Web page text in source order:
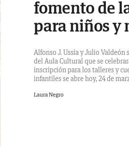
fomento de
para niños y
Alfonso J. Ussía y Julio Valdeón
del Aula Cultural que se
inscripción para los talleres y
infantiles se abre hoy, 24 de
Laura Negro